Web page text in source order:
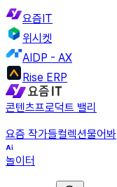
요즘IT
위시켓
AIDP - AX
Rise ERP
콘텐츠프로덕트 밸리
요즘 작가들컬렉션물어봐
놀이터